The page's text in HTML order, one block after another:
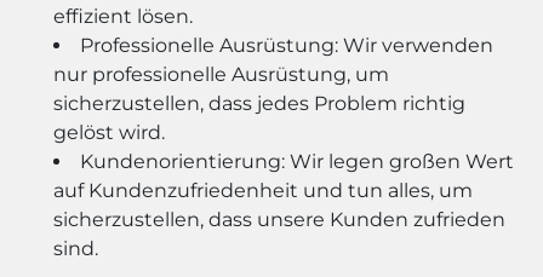
effizient lösen.
Professionelle Ausrüstung: Wir verwenden
nur professionelle Ausrüstung, um
sicherzustellen, dass jedes Problem richtig
gelöst wird.
Kundenorientierung: Wir legen großen Wert
auf Kundenzufriedenheit und tun alles, um
sicherzustellen, dass unsere Kunden zufrieden
sind.